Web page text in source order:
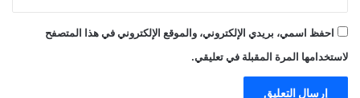
احفظ اسمي، بريدي الإلكتروني، والموقع الإلكتروني في هذا المتصفح
لاستخدامها المرة المقبلة في تعليقي.